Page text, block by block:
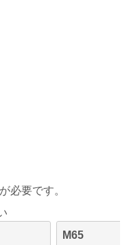
必要です。
M65